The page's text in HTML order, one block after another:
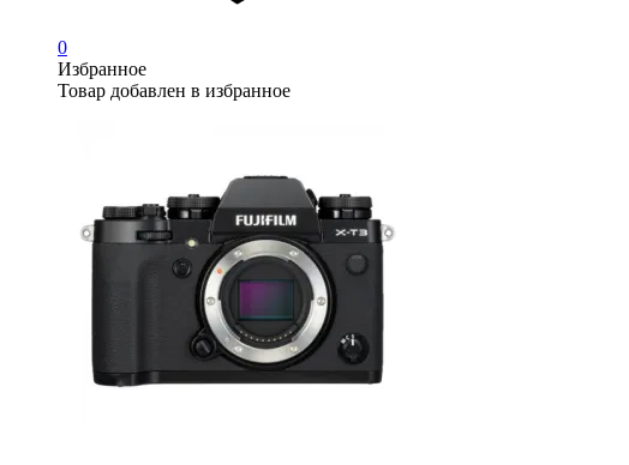
0
Избранное
Товар добавлен в избранное